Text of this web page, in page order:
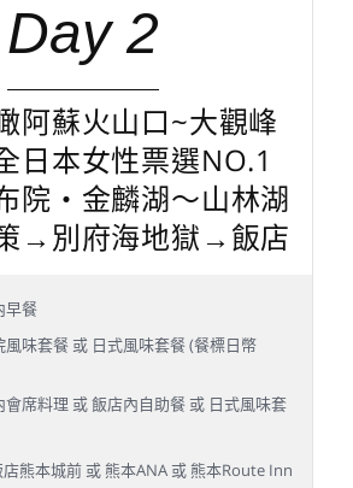
Day 2
阿蘇火山口~大觀峰
日本女性票選NO.1
院‧金麟湖～山林湖
→別府海地獄→飯店
早餐
風味套餐 或 日式風味套餐 (餐標日幣
會席料理 或 飯店內自助餐 或 日式風味套
店熊本城前 或 熊本ANA 或 熊本Route Inn